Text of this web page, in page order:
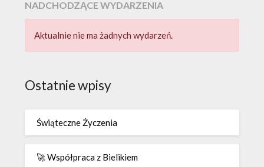
NADCHODZĄCE WYDARZENIA
Aktualnie nie ma żadnych wydarzeń.
Ostatnie wpisy
Świąteczne Życzenia
🚀 Współpraca z Bielikiem